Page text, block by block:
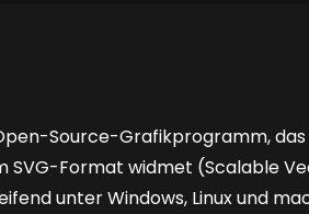
Source-Grafikprogramm,
SVG-Format widmet (Scalable
unter Windows, Linux und